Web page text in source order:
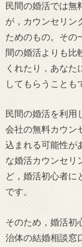
民間の婚活では無
が，カウンセリン
ためのもの。その
間の婚活よりも比
くれたり，あなた
してもらうことも
民間の婚活を利用
会社の無料カウン
込まれる可能性が
な婚活カウンセリ
ど，婚活初心者に
です。
そのため，婚活初
治体の結婚相談窓